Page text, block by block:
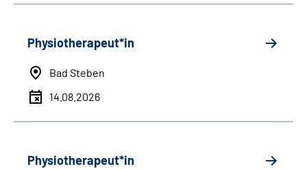
Physiotherapeut*in
Bad Steben
14.08.2026
Physiotherapeut*in